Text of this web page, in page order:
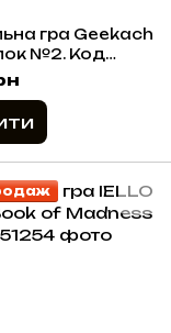
гра Geekach
№2. Код